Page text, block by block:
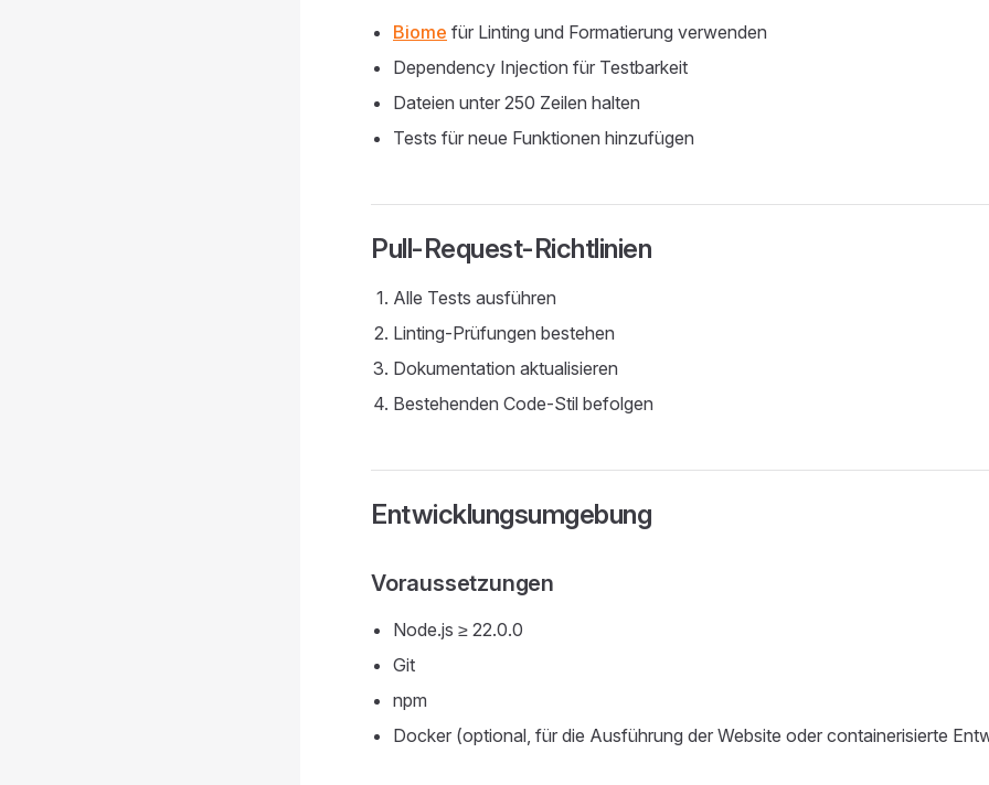
Biome für Linting und Formatierung verwenden
Dependency Injection für Testbarkeit
Dateien unter 250 Zeilen halten
Tests für neue Funktionen hinzufügen
Pull-Request-Richtlinien
Alle Tests ausführen
Linting-Prüfungen bestehen
Dokumentation aktualisieren
Bestehenden Code-Stil befolgen
Entwicklungsumgebung
Voraussetzungen
Node.js ≥ 22.0.0
Git
npm
Docker (optional, für die Ausführung der Website oder containerisierte